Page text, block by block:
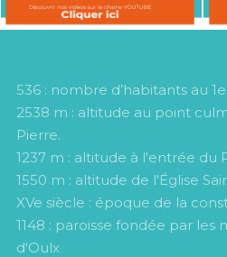
536 : nombre d’habitants au
2538 m : altitude au point
Pierre.
1237 m : altitude à l'entrée du
1550 m : altitude de l'Église
XVe siècle : époque de la
1148 : paroisse fondée par les
d'Oulx